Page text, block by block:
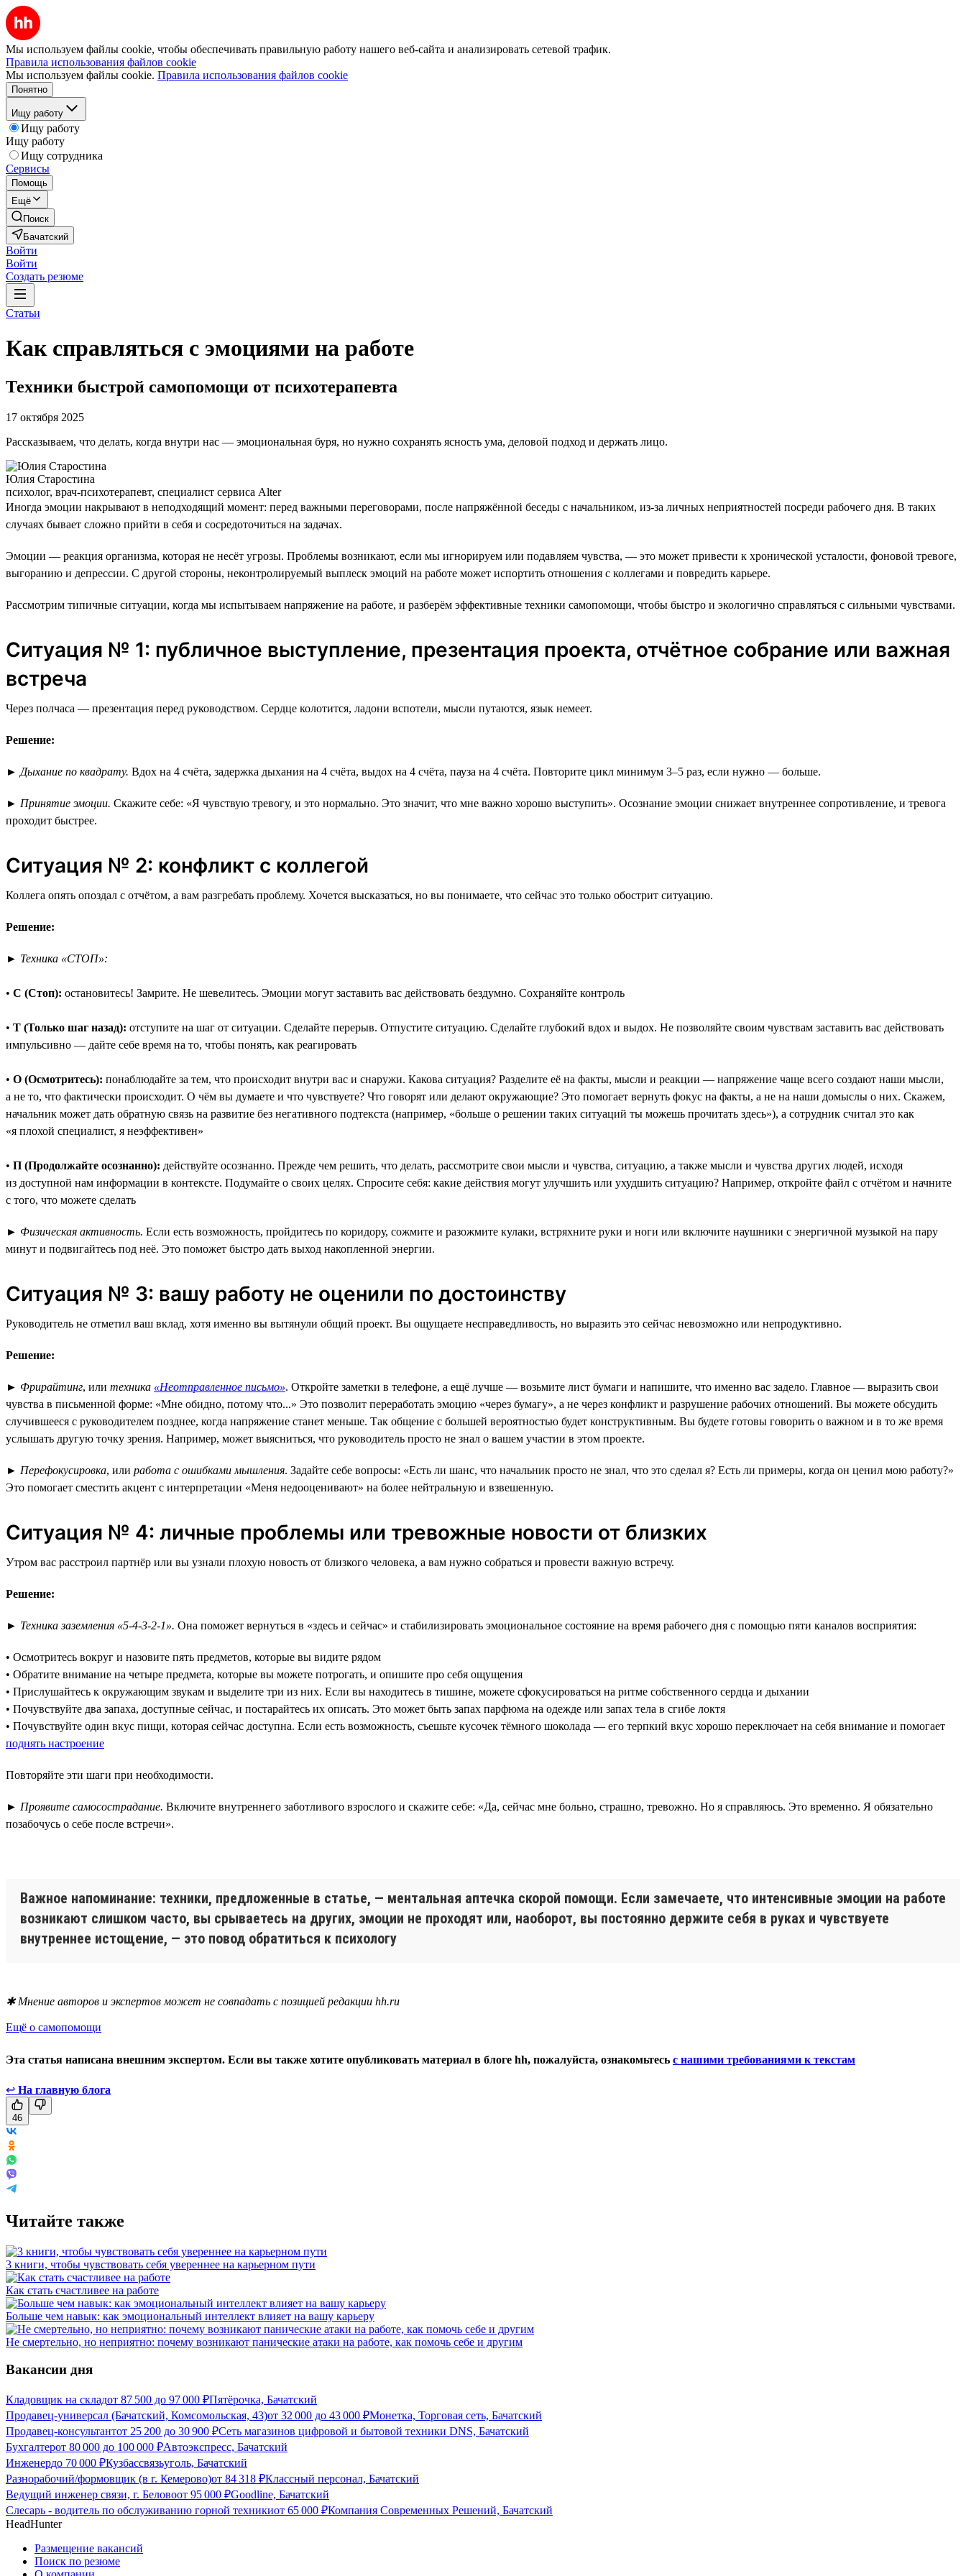
Мы используем файлы cookie, чтобы обеспечивать правильную работу нашего веб-сайта и анализировать сетевой трафик.
Правила использования файлов cookie
Мы используем файлы cookie. Правила использования файлов cookie
Понятно
Ищу работу
Ищу работу
Ищу работу
Ищу сотрудника
Сервисы
Помощь
Ещё
Поиск
Бачатский
Войти
Войти
Создать резюме
Статьи
Как справляться с эмоциями на работе
Техники быстрой самопомощи от психотерапевта
17 октября 2025
Рассказываем, что делать, когда внутри нас — эмоциональная буря, но нужно сохранять ясность ума, деловой подход и держать лицо.
Юлия Старостина
психолог, врач-психотерапевт, специалист сервиса Alter
Иногда эмоции накрывают в неподходящий момент: перед важными переговорами, после напряжённой беседы с начальником, из-за личных неприятностей посреди рабочего дня. В таких
случаях бывает сложно прийти в себя и сосредоточиться на задачах.
Эмоции — реакция организма, которая не несёт угрозы. Проблемы возникают, если мы игнорируем или подавляем чувства, — это может привести к хронической усталости, фоновой тревоге,
выгоранию и депрессии. С другой стороны, неконтролируемый выплеск эмоций на работе может испортить отношения с коллегами и повредить карьере.
Рассмотрим типичные ситуации, когда мы испытываем напряжение на работе, и разберём эффективные техники самопомощи, чтобы быстро и экологично справляться с сильными чувствами.
Ситуация № 1: публичное выступление, презентация проекта, отчётное собрание или важная
встреча
Через полчаса — презентация перед руководством. Сердце колотится, ладони вспотели, мысли путаются, язык немеет.
Решение:
► Дыхание по квадрату. Вдох на 4 счёта, задержка дыхания на 4 счёта, выдох на 4 счёта, пауза на 4 счёта. Повторите цикл минимум 3–5 раз, если нужно — больше.
► Принятие эмоции. Скажите себе: «Я чувствую тревогу, и это нормально. Это значит, что мне важно хорошо выступить». Осознание эмоции снижает внутреннее сопротивление, и тревога
проходит быстрее.
Ситуация № 2: конфликт с коллегой
Коллега опять опоздал с отчётом, а вам разгребать проблему. Хочется высказаться, но вы понимаете, что сейчас это только обострит ситуацию.
Решение:
► Техника «СТОП»:
• С (Стоп): остановитесь! Замрите. Не шевелитесь. Эмоции могут заставить вас действовать бездумно. Сохраняйте контроль
• Т (Только шаг назад): отступите на шаг от ситуации. Сделайте перерыв. Отпустите ситуацию. Сделайте глубокий вдох и выдох. Не позволяйте своим чувствам заставить вас действовать
импульсивно — дайте себе время на то, чтобы понять, как реагировать
• О (Осмотритесь): понаблюдайте за тем, что происходит внутри вас и снаружи. Какова ситуация? Разделите её на факты, мысли и реакции — напряжение чаще всего создают наши мысли,
а не то, что фактически происходит. О чём вы думаете и что чувствуете? Что говорят или делают окружающие? Это помогает вернуть фокус на факты, а не на наши домыслы о них. Скажем,
начальник может дать обратную связь на развитие без негативного подтекста (например, «больше о решении таких ситуаций ты можешь прочитать здесь»), а сотрудник считал это как
«я плохой специалист, я неэффективен»
• П (Продолжайте осознанно): действуйте осознанно. Прежде чем решить, что делать, рассмотрите свои мысли и чувства, ситуацию, а также мысли и чувства других людей, исходя
из доступной нам информации в контексте. Подумайте о своих целях. Спросите себя: какие действия могут улучшить или ухудшить ситуацию? Например, откройте файл с отчётом и начните
с того, что можете сделать
► Физическая активность. Если есть возможность, пройдитесь по коридору, сожмите и разожмите кулаки, встряхните руки и ноги или включите наушники с энергичной музыкой на пару
минут и подвигайтесь под неё. Это поможет быстро дать выход накопленной энергии.
Ситуация № 3: вашу работу не оценили по достоинству
Руководитель не отметил ваш вклад, хотя именно вы вытянули общий проект. Вы ощущаете несправедливость, но выразить это сейчас невозможно или непродуктивно.
Решение:
► Фрирайтинг, или техника «Неотправленное письмо». Откройте заметки в телефоне, а ещё лучше — возьмите лист бумаги и напишите, что именно вас задело. Главное — выразить свои
чувства в письменной форме: «Мне обидно, потому что...» Это позволит переработать эмоцию «через бумагу», а не через конфликт и разрушение рабочих отношений. Вы можете обсудить
случившееся с руководителем позднее, когда напряжение станет меньше. Так общение с большей вероятностью будет конструктивным. Вы будете готовы говорить о важном и в то же время
услышать другую точку зрения. Например, может выясниться, что руководитель просто не знал о вашем участии в этом проекте.
► Перефокусировка, или работа с ошибками мышления. Задайте себе вопросы: «Есть ли шанс, что начальник просто не знал, что это сделал я? Есть ли примеры, когда он ценил мою работу?»
Это помогает сместить акцент с интерпретации «Меня недооценивают» на более нейтральную и взвешенную.
Ситуация № 4: личные проблемы или тревожные новости от близких
Утром вас расстроил партнёр или вы узнали плохую новость от близкого человека, а вам нужно собраться и провести важную встречу.
Решение:
► Техника заземления «5-4-3-2-1». Она поможет вернуться в «здесь и сейчас» и стабилизировать эмоциональное состояние на время рабочего дня с помощью пяти каналов восприятия:
• Осмотритесь вокруг и назовите пять предметов, которые вы видите рядом
• Обратите внимание на четыре предмета, которые вы можете потрогать, и опишите про себя ощущения
• Прислушайтесь к окружающим звукам и выделите три из них. Если вы находитесь в тишине, можете сфокусироваться на ритме собственного сердца и дыхании
• Почувствуйте два запаха, доступные сейчас, и постарайтесь их описать. Это может быть запах парфюма на одежде или запах тела в сгибе локтя
• Почувствуйте один вкус пищи, которая сейчас доступна. Если есть возможность, съешьте кусочек тёмного шоколада — его терпкий вкус хорошо переключает на себя внимание и помогает
поднять настроение
Повторяйте эти шаги при необходимости.
► Проявите самосострадание. Включите внутреннего заботливого взрослого и скажите себе: «Да, сейчас мне больно, страшно, тревожно. Но я справляюсь. Это временно. Я обязательно
позабочусь о себе после встречи».
Важное напоминание: техники, предложенные в статье, — ментальная аптечка скорой помощи. Если замечаете, что интенсивные эмоции на работе
возникают слишком часто, вы срываетесь на других, эмоции не проходят или, наоборот, вы постоянно держите себя в руках и чувствуете
внутреннее истощение, — это повод обратиться к психологу
✱ Мнение авторов и экспертов может не совпадать с позицией редакции hh.ru
Ещё о самопомощи
Эта статья написана внешним экспертом. Если вы также хотите опубликовать материал в блоге hh, пожалуйста, ознакомьтесь с нашими требованиями к текстам
↩ На главную блога
46
Читайте также
3 книги, чтобы чувствовать себя увереннее на карьерном пути
Как стать счастливее на работе
Больше чем навык: как эмоциональный интеллект влияет на вашу карьеру
Не смертельно, но неприятно: почему возникают панические атаки на работе, как помочь себе и другим
Вакансии дня
Кладовщик на складот 87 500 до 97 000 ₽Пятёрочка, Бачатский
Продавец-универсал (Бачатский, Комсомольская, 43)от 32 000 до 43 000 ₽Монетка, Торговая сеть, Бачатский
Продавец-консультантот 25 200 до 30 900 ₽Сеть магазинов цифровой и бытовой техники DNS, Бачатский
Бухгалтерот 80 000 до 100 000 ₽Автоэкспресс, Бачатский
Инженердо 70 000 ₽Кузбассвязьуголь, Бачатский
Разнорабочий/формовщик (в г. Кемерово)от 84 318 ₽Классный персонал, Бачатский
Ведущий инженер связи, г. Беловоот 95 000 ₽Goodline, Бачатский
Слесарь - водитель по обслуживанию горной техникиот 65 000 ₽Компания Современных Решений, Бачатский
HeadHunter
Размещение вакансий
Поиск по резюме